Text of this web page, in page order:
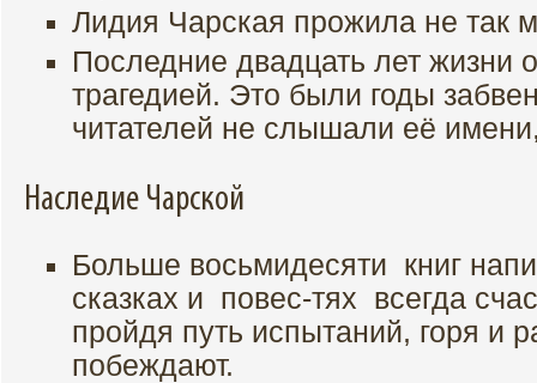
Лидия Чарская прожила не так
Последние двадцать лет жизни
трагедией. Это были годы
читателей не слышали её
Наследие Чарской
Больше восьмидесяти книг
сказках и повес-тях всегда
пройдя путь испытаний, горя и
побеждают.